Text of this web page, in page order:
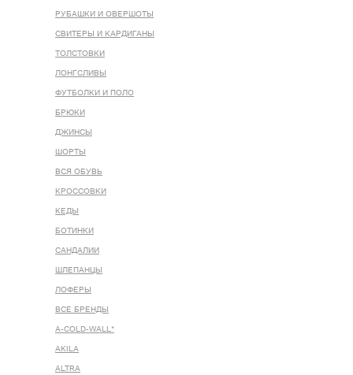
РУБАШКИ И ОВЕРШОТЫ
СВИТЕРЫ И КАРДИГАНЫ
ТОЛСТОВКИ
ЛОНГСЛИВЫ
ФУТБОЛКИ И ПОЛО
БРЮКИ
ДЖИНСЫ
ШОРТЫ
ВСЯ ОБУВЬ
КРОССОВКИ
КЕДЫ
БОТИНКИ
САНДАЛИИ
ШЛЕПАНЦЫ
ЛОФЕРЫ
ВСЕ БРЕНДЫ
A-COLD-WALL*
AKILA
ALTRA